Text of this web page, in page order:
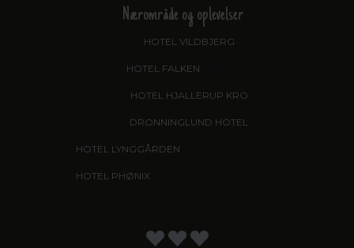
Nærområde og oplevelser
HOTEL VILDBJERG
HOTEL FALKEN
HOTEL HJALLERUP KRO
DRONNINGLUND HOTEL
HOTEL LYNGGÅRDEN
HOTEL PHØNIX